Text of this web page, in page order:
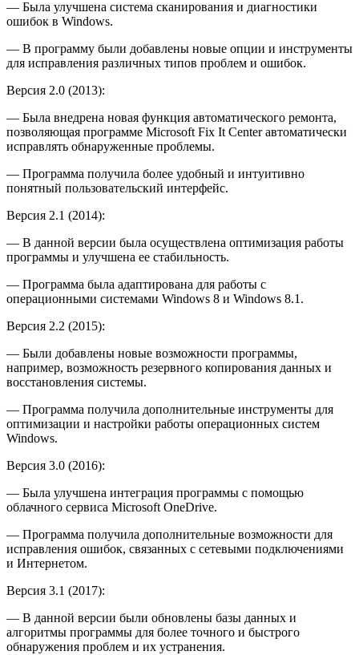
— Была улучшена система сканирования и диагностики
ошибок в Windows.
— В программу были добавлены новые опции и инструменты
для исправления различных типов проблем и ошибок.
Версия 2.0 (2013):
— Была внедрена новая функция автоматического ремонта,
позволяющая программе Microsoft Fix It Center автоматически
исправлять обнаруженные проблемы.
— Программа получила более удобный и интуитивно
понятный пользовательский интерфейс.
Версия 2.1 (2014):
— В данной версии была осуществлена оптимизация работы
программы и улучшена ее стабильность.
— Программа была адаптирована для работы с
операционными системами Windows 8 и Windows 8.1.
Версия 2.2 (2015):
— Были добавлены новые возможности программы,
например, возможность резервного копирования данных и
восстановления системы.
— Программа получила дополнительные инструменты для
оптимизации и настройки работы операционных систем
Windows.
Версия 3.0 (2016):
— Была улучшена интеграция программы с помощью
облачного сервиса Microsoft OneDrive.
— Программа получила дополнительные возможности для
исправления ошибок, связанных с сетевыми подключениями
и Интернетом.
Версия 3.1 (2017):
— В данной версии были обновлены базы данных и
алгоритмы программы для более точного и быстрого
обнаружения проблем и их устранения.